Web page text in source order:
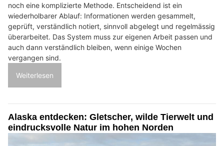
noch eine komplizierte Methode. Entscheidend ist ein
wiederholbarer Ablauf: Informationen werden gesammelt,
geprüft, verständlich notiert, sinnvoll abgelegt und regelmässig
überarbeitet. Das System muss zur eigenen Arbeit passen und
auch dann verständlich bleiben, wenn einige Wochen
vergangen sind.
Weiterlesen
Alaska entdecken: Gletscher, wilde Tierwelt und
eindrucksvolle Natur im hohen Norden